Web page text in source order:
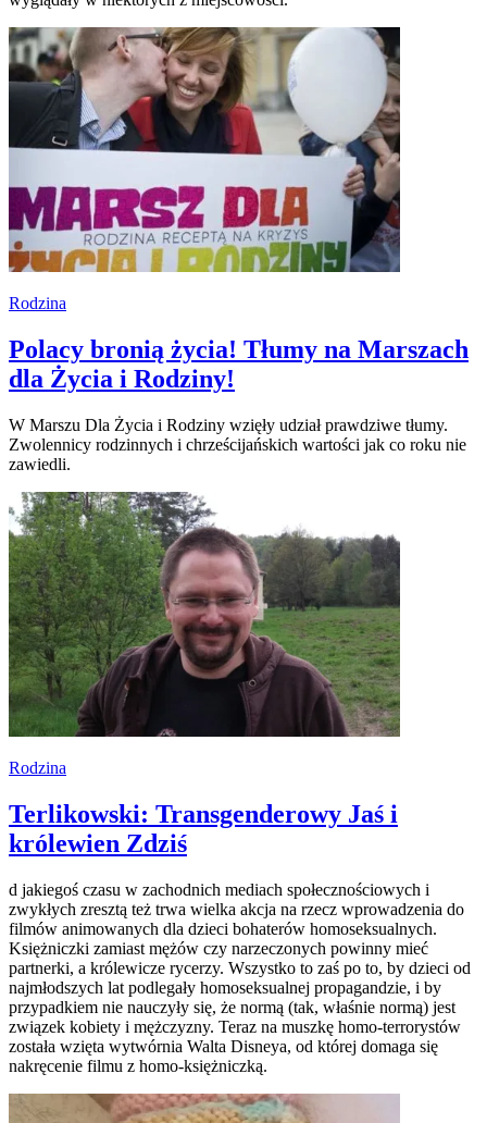
Rodzina
Polacy bronią życia! Tłumy na Marszach
dla Życia i Rodziny!
W Marszu Dla Życia i Rodziny wzięły udział prawdziwe tłumy.
Zwolennicy rodzinnych i chrześcijańskich wartości jak co roku nie
zawiedli.
Rodzina
Terlikowski: Transgenderowy Jaś i
królewien Zdziś
d jakiegoś czasu w zachodnich mediach społecznościowych i
zwykłych zresztą też trwa wielka akcja na rzecz wprowadzenia do
filmów animowanych dla dzieci bohaterów homoseksualnych.
Księżniczki zamiast mężów czy narzeczonych powinny mieć
partnerki, a królewicze rycerzy. Wszystko to zaś po to, by dzieci od
najmłodszych lat podlegały homoseksualnej propagandzie, i by
przypadkiem nie nauczyły się, że normą (tak, właśnie normą) jest
związek kobiety i mężczyzny. Teraz na muszkę homo-terrorystów
została wzięta wytwórnia Walta Disneya, od której domaga się
nakręcenie filmu z homo-księżniczką.